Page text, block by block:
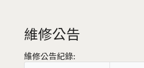
維修公告
維修公告紀錄: